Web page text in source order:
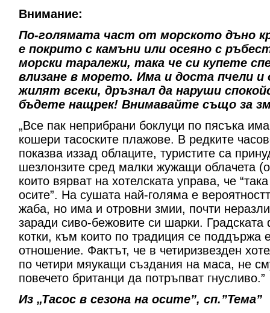
Внимание:
По-голямата част от морското дъно
е покрито с камъни или осеяно с
морски таралежи, така че си купете
влизане в морето. Има и доста пчели
жилят всеки, дръзнал да наруши
бъдете нащрек! Внимавайте също за
„Все пак неприбрани боклуци по пясъка
кошери тасоските плажове. В редките
показва иззад облаците, туристите са
шезлонзите сред малки жужащи облачета
които вярват на хотелската управа, че
осите”. На сушата най-голяма е
жаба, но има и отровни змии, почти
заради сиво-бежовите си шарки. Градската
котки, към които по традиция се поддържа
отношение. Фактът, че в четиризвезден
по четири мяукащи създания на маса, не
повечето британци да потръпват гнусливо.”
Из „Тасос в сезона на осите”, сп.”Тема”